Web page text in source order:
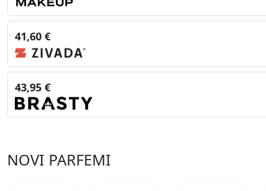
41,60 €
43,95 €
NOVI PARFEMI